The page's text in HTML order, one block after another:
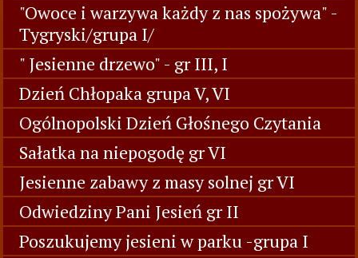
"Owoce i warzywa każdy z nas spożywa" -
Tygryski/grupa I/
" Jesienne drzewo" - gr III, I
Dzień Chłopaka grupa V, VI
Ogólnopolski Dzień Głośnego Czytania
Sałatka na niepogodę gr VI
Jesienne zabawy z masy solnej gr VI
Odwiedziny Pani Jesień gr II
Poszukujemy jesieni w parku -grupa I